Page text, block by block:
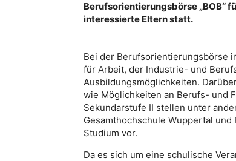
Berufsorientierungsbörse „BOB“
interessierte Eltern statt.
Bei der Berufsorientierungsbörse
für Arbeit, der Industrie- und
Ausbildungsmöglichkeiten.
wie Möglichkeiten an Berufs- und
Sekundarstufe II stellen unter
Gesamthochschule Wuppertal
Studium vor.
Da es sich um eine schulische